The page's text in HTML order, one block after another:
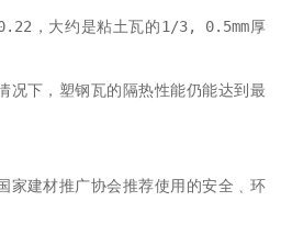
，大约是粘土瓦的1/3, 0.5mm厚
况下，塑钢瓦的隔热性能仍能达到最
家建材推广协会推荐使用的安全﹑环